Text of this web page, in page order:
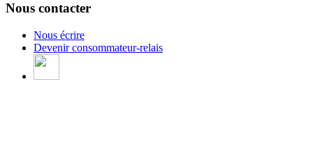
Nous contacter
Nous écrire
Devenir consommateur-relais